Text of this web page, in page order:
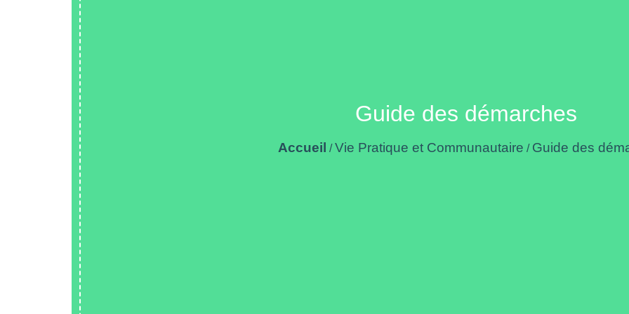
Guide des démarches
Accueil /Vie Pratique et Communautaire / Guide des